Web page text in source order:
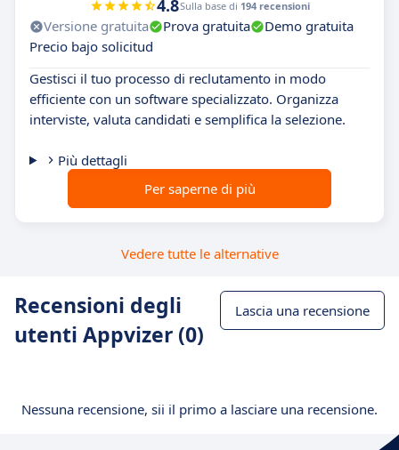
4.8Sulla base di 194 recensioni
Versione gratuita Prova gratuita
Demo gratuita
Precio bajo solicitud
Gestisci il tuo processo di reclutamento in modo
efficiente con un software specializzato. Organizza
interviste, valuta candidati e semplifica la selezione.
Più dettagli
Per saperne di più
Vedere tutte le alternative
Recensioni degli
utenti Appvizer (0)
Lascia una recensione
Nessuna recensione, sii il primo a lasciare una recensione.